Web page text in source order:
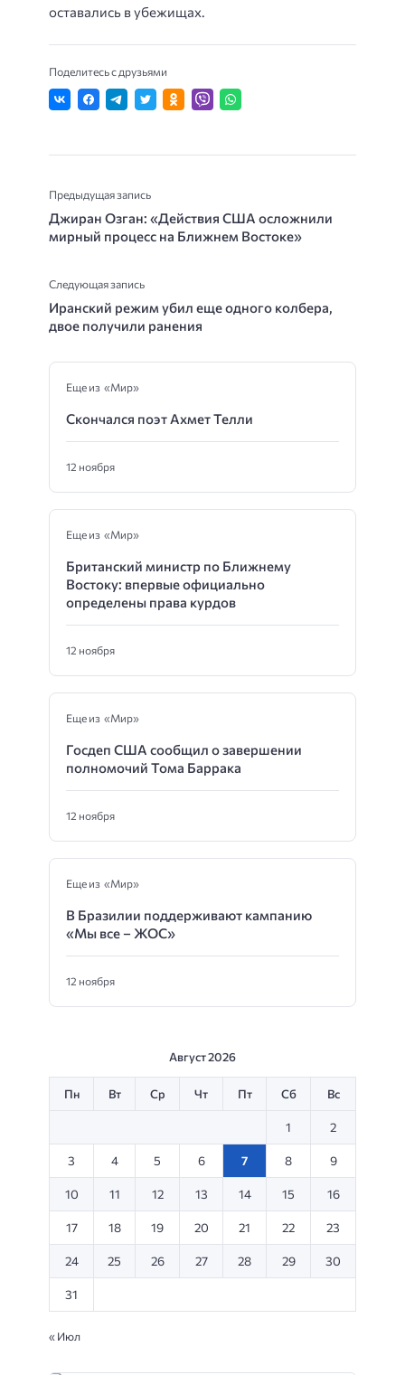
оставались в убежищах.
Поделитесь с друзьями
Предыдущая запись
Джиран Озган: «Действия США осложнили
мирный процесс на Ближнем Востоке»
Следующая запись
Иранский режим убил еще одного колбера,
двое получили ранения
Еще из «Мир»
Скончался поэт Ахмет Телли
12 ноября
Еще из «Мир»
Британский министр по Ближнему
Востоку: впервые официально
определены права курдов
12 ноября
Еще из «Мир»
Госдеп США сообщил о завершении
полномочий Тома Баррака
12 ноября
Еще из «Мир»
В Бразилии поддерживают кампанию
«Мы все – ЖОС»
12 ноября
Август 2026
Пн Вт Ср Чт Пт Сб Вс
1 2
3 4 5 6 7 8 9
10 11 12 13 14 15 16
17 18 19 20 21 22 23
24 25 26 27 28 29 30
31
« Июл